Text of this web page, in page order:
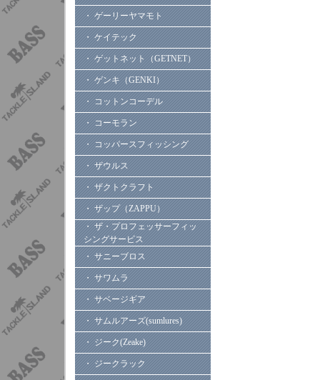
・ ゲーリーヤマモト
・ ケイテック
・ ゲットネット（GETNET）
・ ゲンキ（GENKI）
・ コットンコーデル
・ コーモラン
・ コッパースフィッシング
・ ザウルス
・ ザクトクラフト
・ ザップ（ZAPPU）
・ ザ・プロフェッサーフィッ
シングサービス
・ サニーブロス
・ サワムラ
・ サベージギア
・ サムルアーズ(sumlures)
・ ジーク(Zeake)
・ ジークラック